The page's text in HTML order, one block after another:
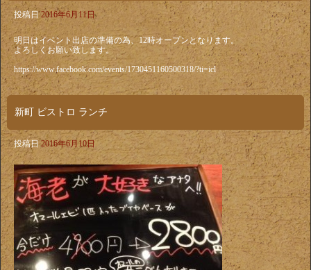
投稿日 2016年6月11日
明日はイベント出店の準備の為、12時オープンとなります。
よろしくお願い致します。
https://www.facebook.com/events/1730451160500318/?ti=icl
新町 ビストロ ランチ
投稿日 2016年6月10日